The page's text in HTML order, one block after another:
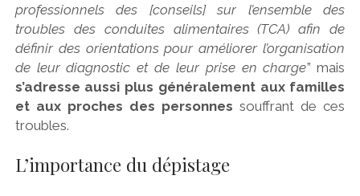
professionnels des [conseils] sur l’ensemble des
troubles des conduites alimentaires (TCA) afin de
définir des orientations pour améliorer l’organisation
de leur diagnostic et de leur prise en charge” mais
s’adresse aussi plus généralement aux familles
et aux proches des personnessouffrant de ces
troubles.
L’importance du dépistage